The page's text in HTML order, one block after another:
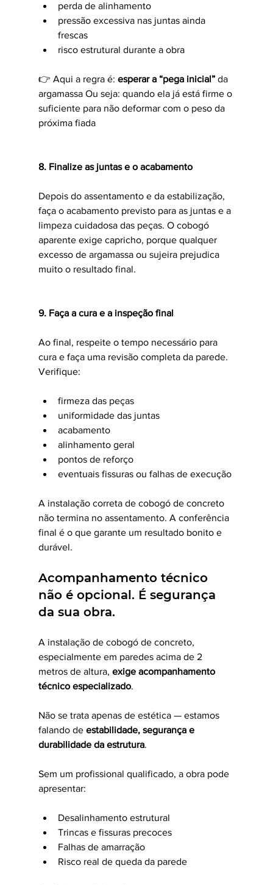
perda de alinhamento
pressão excessiva nas juntas ainda
frescas
risco estrutural durante a obra
👉 Aqui a regra é: esperar a “pega inicial” da
argamassa Ou seja: quando ela já está firme o
suficiente para não deformar com o peso da
próxima fiada
8. Finalize as juntas e o acabamento
Depois do assentamento e da estabilização,
faça o acabamento previsto para as juntas e a
limpeza cuidadosa das peças. O cobogó
aparente exige capricho, porque qualquer
excesso de argamassa ou sujeira prejudica
muito o resultado final.
9. Faça a cura e a inspeção final
Ao final, respeite o tempo necessário para
cura e faça uma revisão completa da parede.
Verifique:
firmeza das peças
uniformidade das juntas
acabamento
alinhamento geral
pontos de reforço
eventuais fissuras ou falhas de execução
A instalação correta de cobogó de concreto
não termina no assentamento. A conferência
final é o que garante um resultado bonito e
durável.
Acompanhamento técnico
não é opcional. É segurança
da sua obra.
A instalação de cobogó de concreto,
especialmente em paredes acima de 2
metros de altura, exige acompanhamento
técnico especializado.
Não se trata apenas de estética — estamos
falando de estabilidade, segurança e
durabilidade da estrutura.
Sem um profissional qualificado, a obra pode
apresentar:
Desalinhamento estrutural
Trincas e fissuras precoces
Falhas de amarração
Risco real de queda da parede